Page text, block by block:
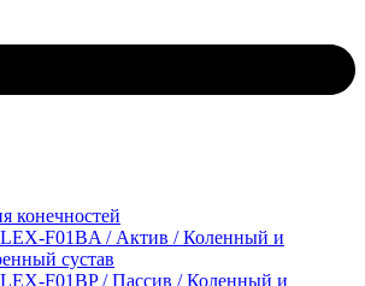
конечностей
F01BA / Актив / Коленный и
сустав
F01BP / Пассив / Коленный и